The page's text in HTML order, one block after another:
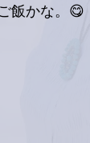
飯かな。😋